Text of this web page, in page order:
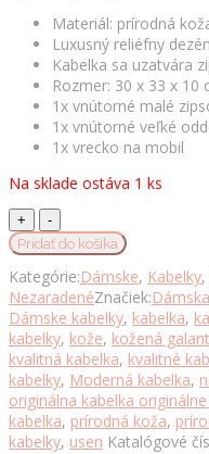
Materiál: prírodná
Luxusný reliéfny
Kabelka sa uzatvára
Rozmer: 30 x 33 x 10
1x vnútorné malé
1x vnútorné veľké
1x vrecko na mobil
Na sklade ostáva 1 ks
Kožená
kabelka
8192
s
reliéfnym
dezénom
kože
v
čiernej
farbe
množstvo
Pridať do košíka
Kategórie:Dámske, Kabelky,
NezaradenéZnačiek:
Dámske kabelky, kabelka,
kabelky, kože, kožená
kvalitná kabelka, kvalitné
kabelky, Moderná kabelka,
originálna kabelka
kabelka, prírodná koža,
kabelky, usen Katalógové